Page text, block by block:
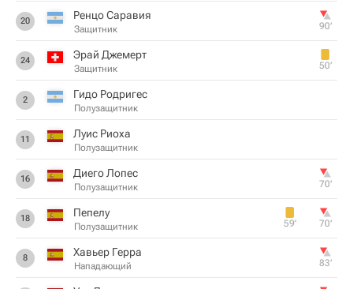
20 Ренцо Саравия
Защитник 90‎’‎
24 Эрай Джемерт
Защитник 50‎’‎
2 Гидо Родригес
Полузащитник
11 Луис Риоха
Полузащитник
16 Диего Лопес
Полузащитник 70‎’‎
18 Пепелу
Полузащитник 59‎’‎ 70‎’‎
8 Хавьер Герра
Нападающий 83‎’‎